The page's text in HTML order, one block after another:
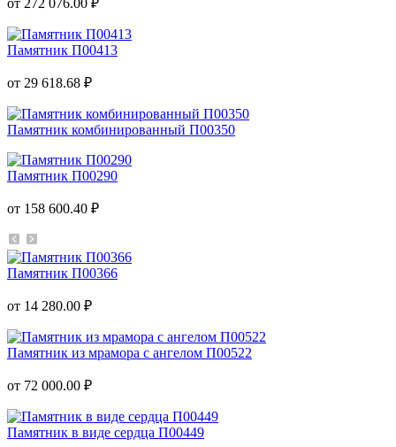
Памятник П00413
от 29 618.68 ₽
Памятник комбинированный П00350
Памятник П00290
от 158 600.40 ₽
Памятник П00366
от 14 280.00 ₽
Памятник из мрамора с ангелом П00522
от 72 000.00 ₽
Памятник в виде сердца П00449